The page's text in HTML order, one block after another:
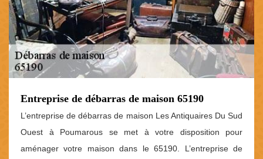
Entreprise de débarras de maison 65190
L’entreprise de débarras de maison Les Antiquaires Du Sud
Ouest à Poumarous se met à votre disposition pour
aménager votre maison dans le 65190. L’entreprise de